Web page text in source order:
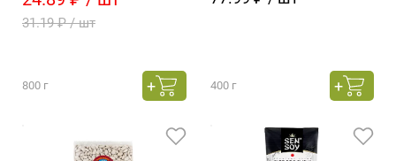
31.19 ₽ / шт
800 г 400 г